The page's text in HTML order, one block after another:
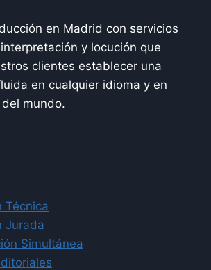
en Madrid con servicios
y locución que
clientes establecer una
en cualquier idioma y en
mundo.
Técnica
Jurada
Simultánea